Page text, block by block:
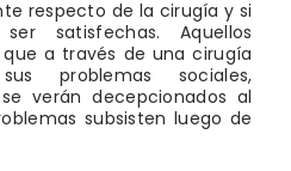
respecto de la cirugía y si
satisfechas. Aquellos
a través de una cirugía
problemas sociales,
verán decepcionados al
subsisten luego de